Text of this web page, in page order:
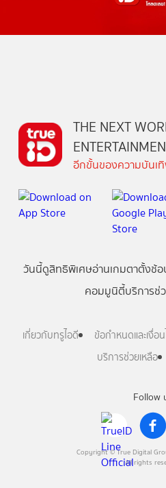
Follow
Copyright © True Digital
All rights
THE NEXT
อีกขั้นของความบันเ
วันนี้ดูสิทธิพิเศษอ่านเกมตาตั้งช้
คอมมูนิตี้บริการช่
เกี่ยวกับทรูไอดี ข้อกำหนดและเงื่อน
บริการช่วยเหลือ